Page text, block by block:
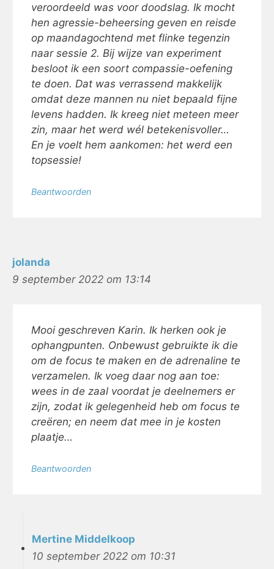
veroordeeld was voor doodslag. Ik mocht
hen agressie-beheersing geven en reisde
op maandagochtend met flinke tegenzin
naar sessie 2. Bij wijze van experiment
besloot ik een soort compassie-oefening
te doen. Dat was verrassend makkelijk
omdat deze mannen nu niet bepaald fijne
levens hadden. Ik kreeg niet meteen meer
zin, maar het werd wél betekenisvoller…
En je voelt hem aankomen: het werd een
topsessie!
Beantwoorden
jolanda
9 september 2022 om 13:14
Mooi geschreven Karin. Ik herken ook je
ophangpunten. Onbewust gebruikte ik die
om de focus te maken en de adrenaline te
verzamelen. Ik voeg daar nog aan toe:
wees in de zaal voordat je deelnemers er
zijn, zodat ik gelegenheid heb om focus te
creëren; en neem dat mee in je kosten
plaatje…
Beantwoorden
Mertine Middelkoop
10 september 2022 om 10:31